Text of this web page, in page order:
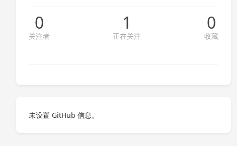
0
关注者
1
正在关注
0
收藏
未设置 GitHub 信息。